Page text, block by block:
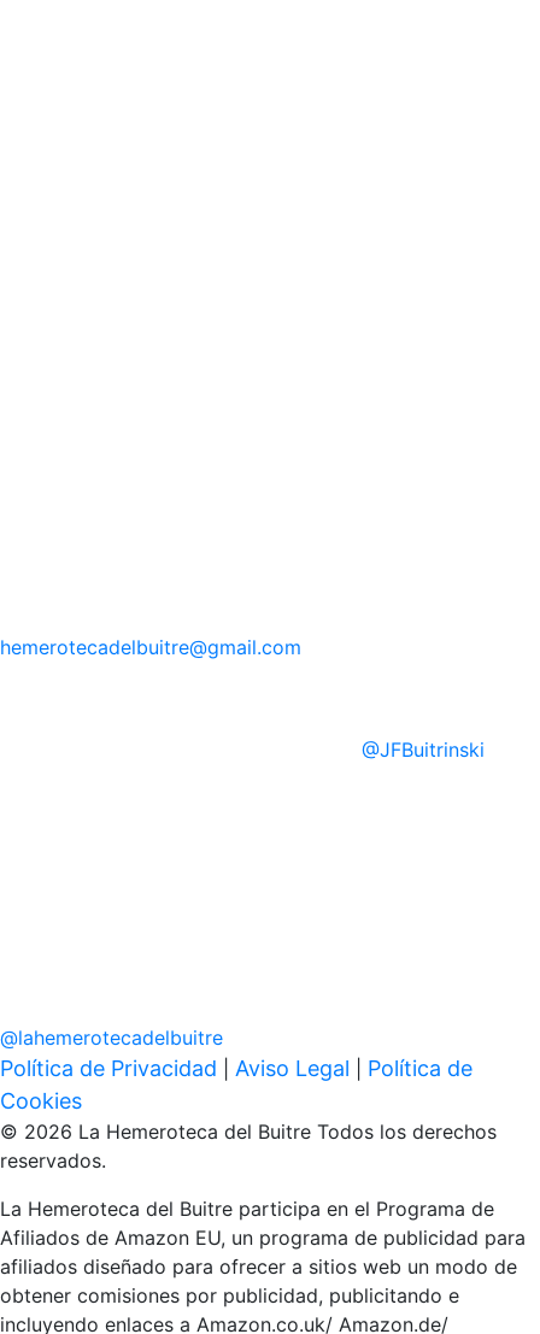
hemerotecadelbuitre@gmail.com
@JFBuitrinski
@lahemerotecadelbuitre
Política de Privacidad Aviso Legal
Política de
Cookies
© 2026 La Hemeroteca del Buitre Todos los derechos
reservados.
La Hemeroteca del Buitre participa en el Programa de
Afiliados de Amazon EU, un programa de publicidad para
afiliados diseñado para ofrecer a sitios web un modo de
obtener comisiones por publicidad, publicitando e
incluyendo enlaces a Amazon.co.uk/ Amazon.de/